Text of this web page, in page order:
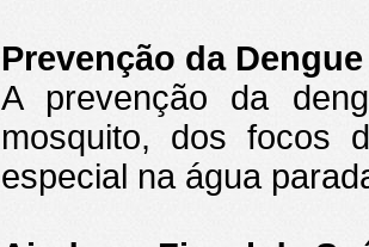
Prevenção da Dengue
A prevenção da
mosquito, dos focos
especial na água